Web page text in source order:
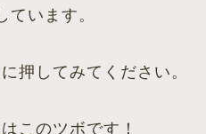
います。
押してみてください。
このツボです！